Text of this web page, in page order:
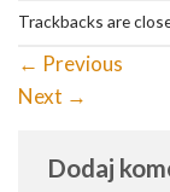
Trackbacks are
← Previous
Next →
Dodaj